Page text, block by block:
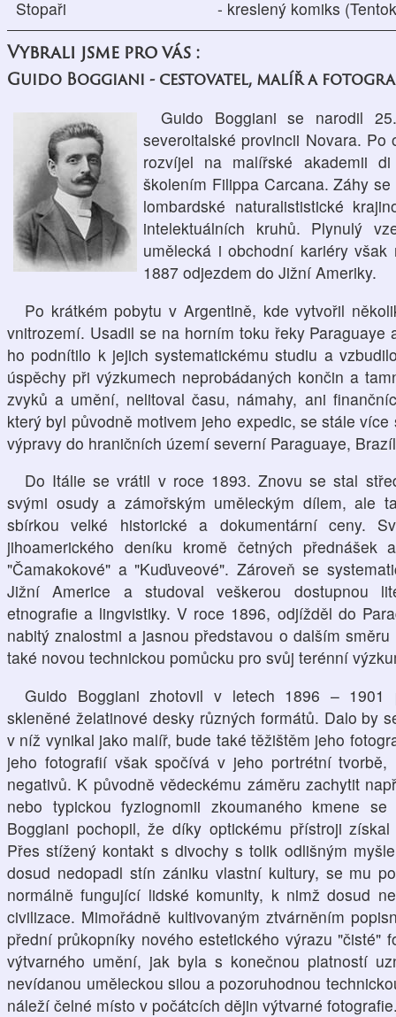
Stopaři
- kreslený komiks
Vybrali jsme pro vás :
Guido Boggiani - cestovatel, malíř a
Guido Boggiani se narodil
severoitalské provincii Novara.
rozvíjel na malířské akademii
školením Filippa Carcana. Záhy
lombardské naturalististické
intelektuálních kruhů. Plynulý
umělecká i obchodní kariéry
1887 odjezdem do Jižní Ameriky.
Po krátkém pobytu v Argentině, kde vytvořil
vnitrozemí. Usadil se na horním toku řeky Paraguaye
ho podnítilo k jejich systematickému studiu a
úspěchy při výzkumech neprobádaných končin a
zvyků a umění, nelitoval času, námahy, ani
který byl původně motivem jeho expedic, se stále
výpravy do hraničních území severní Paraguaye,
Do Itálie se vrátil v roce 1893. Znovu se stal
svými osudy a zámořským uměleckým dílem, ale
sbírkou velké historické a dokumentární ceny.
jihoamerického deníku kromě četných
"Čamakokové" a "Kuďuveové". Zároveň se
Jižní Americe a studoval veškerou dostupnou
etnografie a lingvistiky. V roce 1896, odjížděl do
nabitý znalostmi a jasnou představou o dalším
také novou technickou pomůcku pro svůj terénní
Guido Boggiani zhotovil v letech 1896 – 1901
skleněné želatinové desky různých formátů. Dalo by
v níž vynikal jako malíř, bude také těžištěm jeho
jeho fotografií však spočívá v jeho portrétní
negativů. K původně vědeckému záměru zachytit
nebo typickou fyziognomii zkoumaného kmene
Boggiani pochopil, že díky optickému přístroji
Přes stížený kontakt s divochy s tolik odlišným
dosud nedopadl stín zániku vlastní kultury, se mu
normálně fungující lidské komunity, k nimž dosud
civilizace. Mimořádně kultivovaným ztvárněním
přední průkopníky nového estetického výrazu "čisté"
výtvarného umění, jak byla s konečnou platností
nevídanou uměleckou silou a pozoruhodnou
náleží čelné místo v počátcích dějin výtvarné